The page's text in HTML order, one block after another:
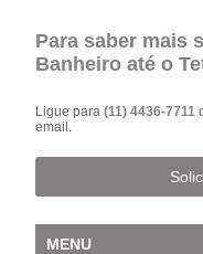
Para saber mais
Banheiro até o
Ligue para(11) 4436-7711
email.
MENU